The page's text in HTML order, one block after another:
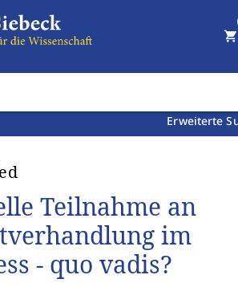
Erweiterte
shopping_cart
Teilnahme an
im
- quo vadis?